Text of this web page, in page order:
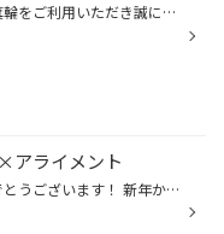
いつもタイヤ館箕輪をご利用いただき誠にありがとうございます。 本日、1月13日（土）は社内勉強会の為、閉店時間を17時30分とさせて頂きます。 お客様にはご迷惑をおかけ致しますが、宜しくお願い致します。
ライメント
あけましておめでとうございます！ 新年からアライメントのご紹介です！ 今回アライメントを施工させていただきましたのは 日産フーガ Y51 です タイヤの内減りがお悩みでしたがバッチリ、調整させていただきました。 調整箇所 フロントトー、リアキャンバー、リアトー計6箇所です 画像は調整前のデ...